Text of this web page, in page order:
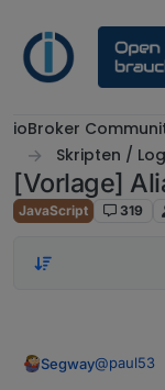
ioBroker
Skripten /
[Vorlage]
JavaScript 319
Segway@paul53